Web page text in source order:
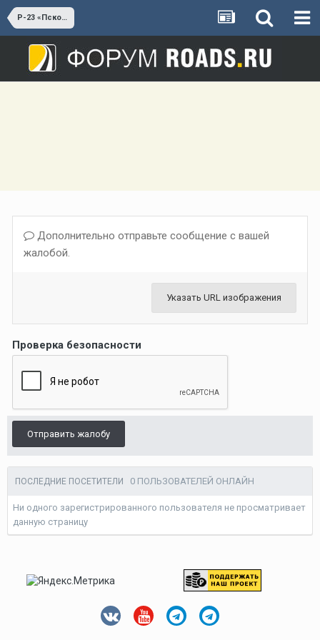
Р-23 «Псков»
Дополнительно отправьте сообщение с вашей
жалобой.
Указать URL изображения
Проверка безопасности
Отправить жалобу
ПОСЛЕДНИЕ ПОСЕТИТЕЛИ 0 ПОЛЬЗОВАТЕЛЕЙ ОНЛАЙН
Ни одного зарегистрированного пользователя не просматривает
данную страницу